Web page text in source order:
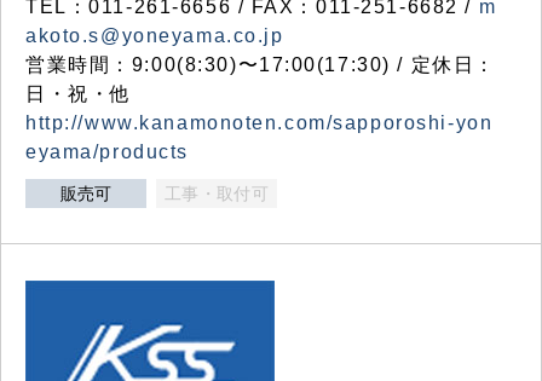
TEL：011-261-6656 / FAX：011-251-6682 / m
akoto.s@yoneyama.co.jp
営業時間：9:00(8:30)〜17:00(17:30) / 定休日：
日・祝・他
http://www.kanamonoten.com/sapporoshi-yon
eyama/products
販売可 工事・取付可